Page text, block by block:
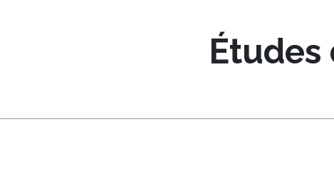
Études